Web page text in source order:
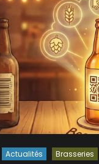
Actualités Brasseries